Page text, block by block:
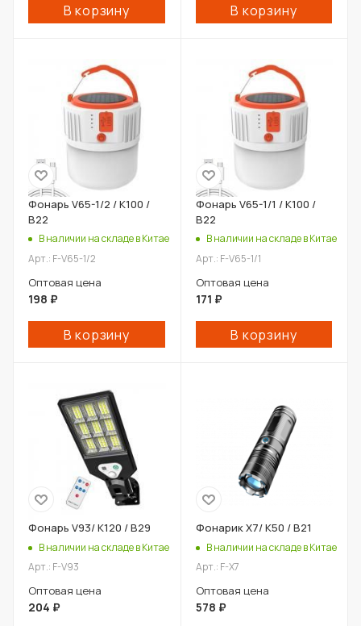
В корзину В корзину
Фонарь V65-1/2 / К100 /
В22
В наличии на складе в Китае
Арт.: F-V65-1/2
Оптовая цена
198 ₽
В корзину
Фонарь V65-1/1 / К100 /
В22
В наличии на складе в Китае
Арт.: F-V65-1/1
Оптовая цена
171 ₽
В корзину
Фонарь V93/ К120 / В29
В наличии на складе в Китае
Арт.: F-V93
Оптовая цена
204 ₽
Фонарик X7/ К50 / В21
В наличии на складе в Китае
Арт.: F-X7
Оптовая цена
578 ₽